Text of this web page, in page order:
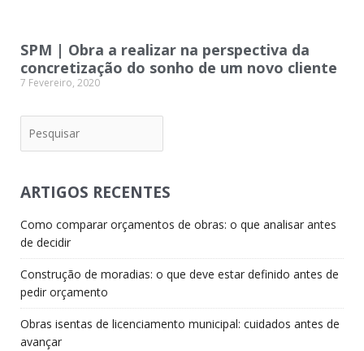
SPM | Obra a realizar na perspectiva da
concretização do sonho de um novo cliente
7 Fevereiro, 2020
ARTIGOS RECENTES
Como comparar orçamentos de obras: o que analisar antes
de decidir
Construção de moradias: o que deve estar definido antes de
pedir orçamento
Obras isentas de licenciamento municipal: cuidados antes de
avançar